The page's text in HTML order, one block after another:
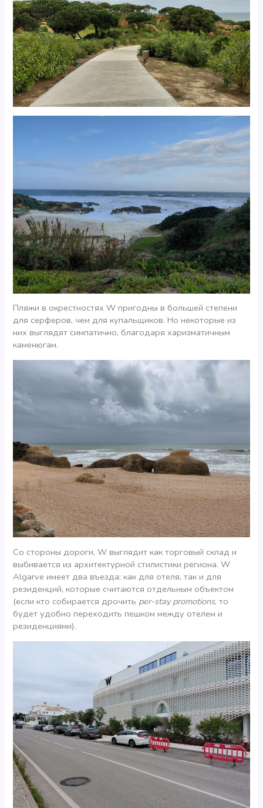
Пляжи в окрестностях W пригодны в большей степени
для серферов, чем для купальщиков. Но некоторые из
них выглядят симпатично, благодаря харизматичным
каменюгам.
Со стороны дороги, W выглядит как торговый склад и
выбивается из архитектурной стилистики региона. W
Algarve имеет два въезда: как для отеля, так и для
резиденций, которые считаются отдельным объектом
(если кто собирается дрочить per-stay promotions, то
будет удобно переходить пешком между отелем и
резиденциями).